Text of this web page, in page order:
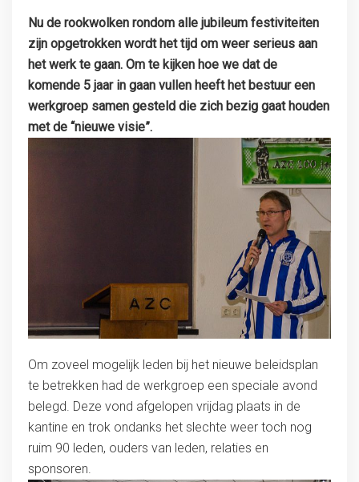
Nu de rookwolken rondom alle jubileum festiviteiten
zijn opgetrokken wordt het tijd om weer serieus aan
het werk te gaan. Om te kijken hoe we dat de
komende 5 jaar in gaan vullen heeft het bestuur een
werkgroep samen gesteld die zich bezig gaat houden
met de “nieuwe visie”.
Om zoveel mogelijk leden bij het nieuwe beleidsplan
te betrekken had de werkgroep een speciale avond
belegd. Deze vond afgelopen vrijdag plaats in de
kantine en trok ondanks het slechte weer toch nog
ruim 90 leden, ouders van leden, relaties en
sponsoren.